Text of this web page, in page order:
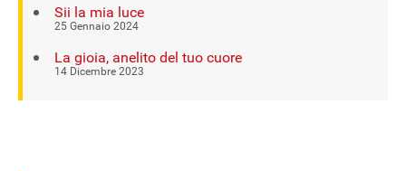
Sii la mia luce
25 Gennaio 2024
La gioia, anelito del tuo cuore
14 Dicembre 2023